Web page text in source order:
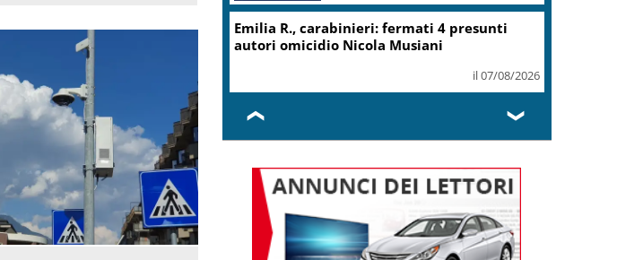
Etna, all’aeroporto di Palermo traffico
sostenuto ma nessun disagio
il 07/08/2026
❮ ❯